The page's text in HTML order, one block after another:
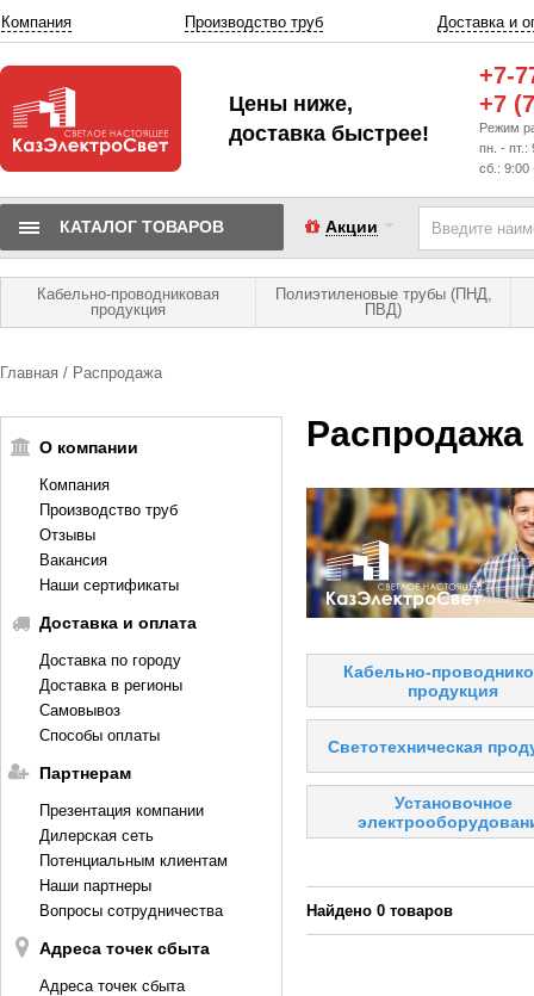
Компания Производство труб Доставка и
Цены ниже,
доставка быстрее!
+7-
+7
Режим
пн. - пт.:
сб.: 9:00
КАТАЛОГ ТОВАРОВ Акции
Кабельно-проводниковая
продукция
Полиэтиленовые трубы (ПНД,
ПВД)
Главная Распродажа
О компании
Компания
Производство труб
Отзывы
Вакансия
Наши сертификаты
Доставка и оплата
Доставка по городу
Доставка в регионы
Самовывоз
Способы оплаты
Партнерам
Презентация компании
Дилерская сеть
Потенциальным клиентам
Наши партнеры
Вопросы сотрудничества
Адреса точек сбыта
Адреса точек сбыта
Распродажа
Кабельно-
продукция
Светотехническая
Установочное
Найдено 0 товаров